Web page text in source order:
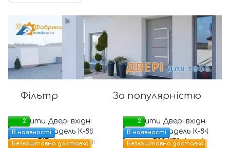
Фільтр За популярністю
2
В наявності
Безкоштовна доставка
2
В наявності
Безкоштовна доставка